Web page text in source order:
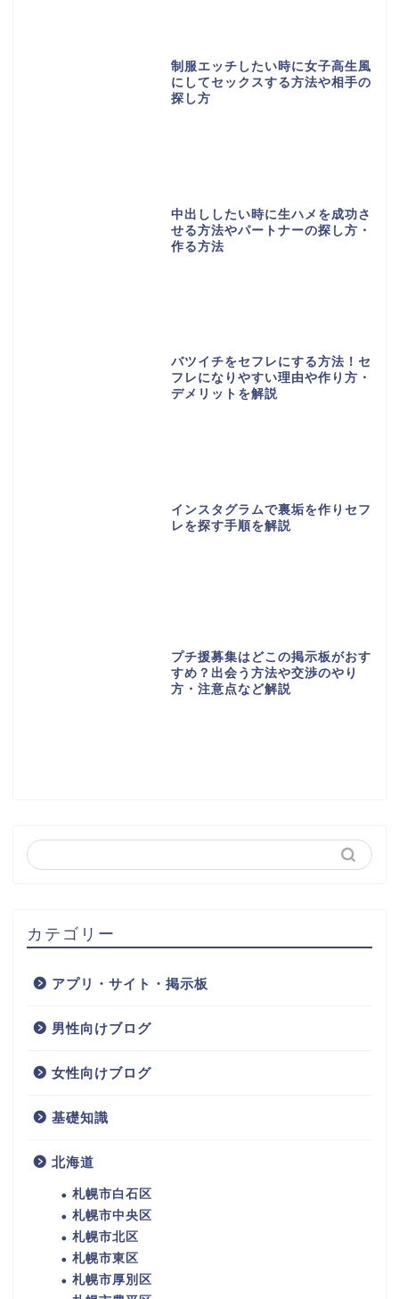
制服エッチしたい時に女子高生風
にしてセックスする方法や相手の
探し方
中出ししたい時に生ハメを成功さ
せる方法やパートナーの探し方・
作る方法
バツイチをセフレにする方法！セ
フレになりやすい理由や作り方・
デメリットを解説
インスタグラムで裏垢を作りセフ
レを探す手順を解説
プチ援募集はどこの掲示板がおす
すめ？出会う方法や交渉のやり
方・注意点など解説
カテゴリー
アプリ・サイト・掲示板
男性向けブログ
女性向けブログ
基礎知識
北海道
札幌市白石区
札幌市中央区
札幌市北区
札幌市東区
札幌市厚別区